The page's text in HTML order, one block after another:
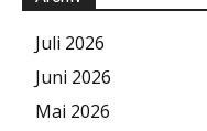
Juli 2026
Juni 2026
Mai 2026